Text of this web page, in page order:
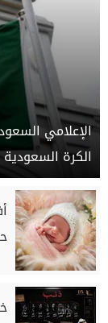
الإعلامي
الكرة السعودية